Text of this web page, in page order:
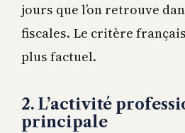
jours que l’on retrouve
fiscales. Le critère
plus factuel.
2. L’activité
principale